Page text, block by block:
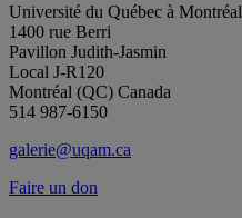
Université du Québec à Montréal
1400 rue Berri
Pavillon Judith-Jasmin
Local J-R120
Montréal (QC) Canada
514 987-6150
galerie@uqam.ca
Faire un don